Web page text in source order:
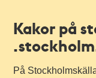
Kakor på
På